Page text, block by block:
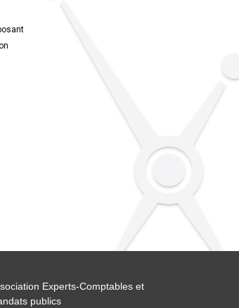
Experts-Comptables et
publics